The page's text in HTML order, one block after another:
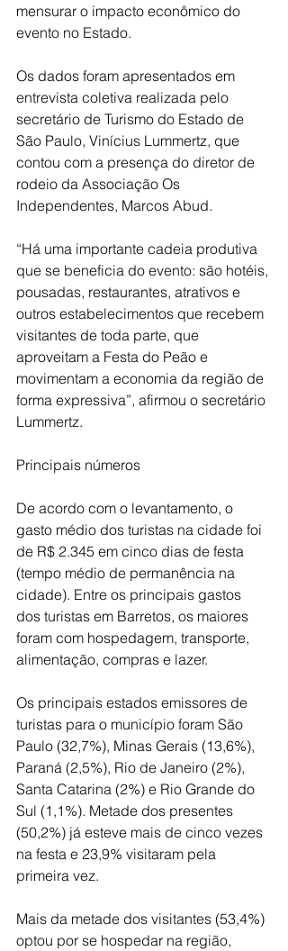
mensurar o impacto econômico do
evento no Estado.
Os dados foram apresentados em
entrevista coletiva realizada pelo
secretário de Turismo do Estado de
São Paulo, Vinícius Lummertz, que
contou com a presença do diretor de
rodeio da Associação Os
Independentes, Marcos Abud.
“Há uma importante cadeia produtiva
que se beneficia do evento: são hotéis,
pousadas, restaurantes, atrativos e
outros estabelecimentos que recebem
visitantes de toda parte, que
aproveitam a Festa do Peão e
movimentam a economia da região de
forma expressiva”, afirmou o secretário
Lummertz.
Principais números
De acordo com o levantamento, o
gasto médio dos turistas na cidade foi
de R$ 2.345 em cinco dias de festa
(tempo médio de permanência na
cidade). Entre os principais gastos
dos turistas em Barretos, os maiores
foram com hospedagem, transporte,
alimentação, compras e lazer.
Os principais estados emissores de
turistas para o município foram São
Paulo (32,7%), Minas Gerais (13,6%),
Paraná (2,5%), Rio de Janeiro (2%),
Santa Catarina (2%) e Rio Grande do
Sul (1,1%). Metade dos presentes
(50,2%) já esteve mais de cinco vezes
na festa e 23,9% visitaram pela
primeira vez.
Mais da metade dos visitantes (53,4%)
optou por se hospedar na região,